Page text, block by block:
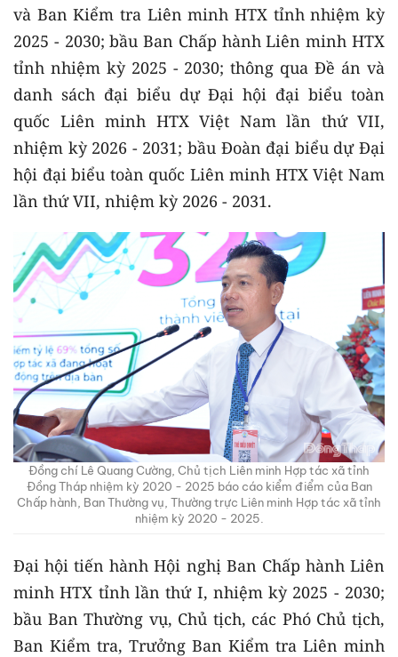
và Ban Kiểm tra Liên minh HTX tỉnh nhiệm kỳ
2025 - 2030; bầu Ban Chấp hành Liên minh HTX
tỉnh nhiệm kỳ 2025 - 2030; thông qua Đề án và
danh sách đại biểu dự Đại hội đại biểu toàn
quốc Liên minh HTX Việt Nam lần thứ VII,
nhiệm kỳ 2026 - 2031; bầu Đoàn đại biểu dự Đại
hội đại biểu toàn quốc Liên minh HTX Việt Nam
lần thứ VII, nhiệm kỳ 2026 - 2031.
Đồng chí Lê Quang Cường, Chủ tịch Liên minh Hợp tác xã tỉnh
Đồng Tháp nhiệm kỳ 2020 - 2025 báo cáo kiểm điểm của Ban
Chấp hành, Ban Thường vụ, Thường trực Liên minh Hợp tác xã tỉnh
nhiệm kỳ 2020 - 2025.
Đại hội tiến hành Hội nghị Ban Chấp hành Liên
minh HTX tỉnh lần thứ I, nhiệm kỳ 2025 - 2030;
bầu Ban Thường vụ, Chủ tịch, các Phó Chủ tịch,
Ban Kiểm tra, Trưởng Ban Kiểm tra Liên minh